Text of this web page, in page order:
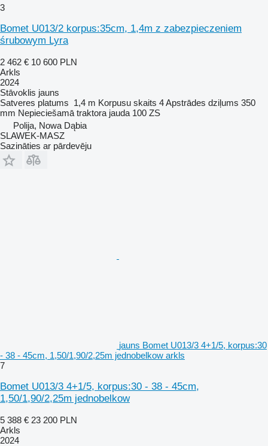
3
Bomet U013/2 korpus:35cm, 1,4m z zabezpieczeniem
śrubowym Lyra
2 462 € 10 600 PLN
Arkls
2024
Stāvoklis jauns
Satveres platums 1,4 m Korpusu skaits 4Apstrādes dziļums 350
mm Nepieciešamā traktora jauda 100 ZS
Polija, Nowa Dąbia
SLAWEK-MASZ
Sazināties ar pārdevēju
jauns Bomet U013/3 4+1/5, korpus:30
- 38 - 45cm, 1,50/1,90/2,25m jednobelkow arkls
7
Bomet U013/3 4+1/5, korpus:30 - 38 - 45cm,
1,50/1,90/2,25m jednobelkow
5 388 € 23 200 PLN
Arkls
2024